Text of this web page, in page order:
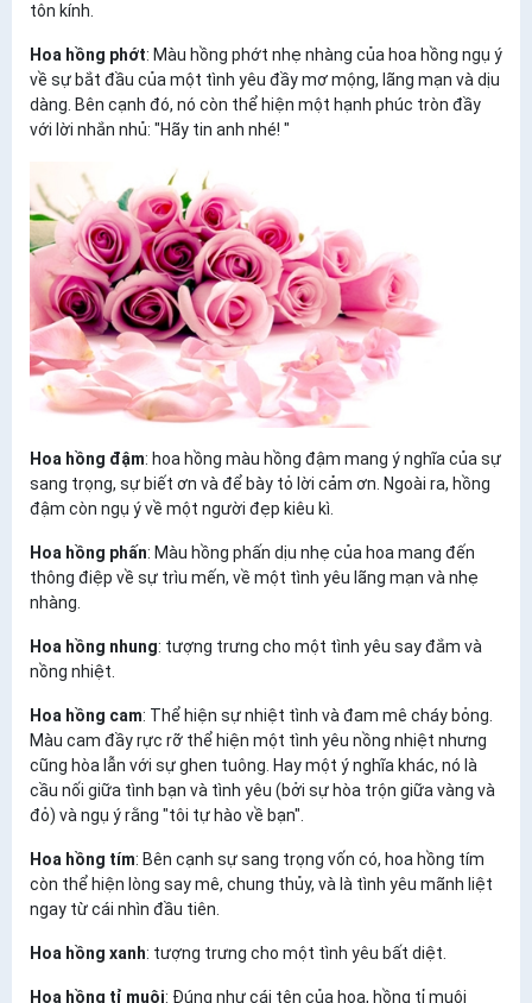
tôn kính.
Hoa hồng phớt: Màu hồng phớt nhẹ nhàng của hoa hồng ngụ ý
về sự bắt đầu của một tình yêu đầy mơ mộng, lãng mạn và dịu
dàng. Bên cạnh đó, nó còn thể hiện một hạnh phúc tròn đầy
với lời nhắn nhủ: "Hãy tin anh nhé! "
Hoa hồng đậm: hoa hồng màu hồng đậm mang ý nghĩa của sự
sang trọng, sự biết ơn và để bày tỏ lời cảm ơn. Ngoài ra, hồng
đậm còn ngụ ý về một người đẹp kiêu kì.
Hoa hồng phấn: Màu hồng phấn dịu nhẹ của hoa mang đến
thông điệp về sự trìu mến, về một tình yêu lãng mạn và nhẹ
nhàng.
Hoa hồng nhung: tượng trưng cho một tình yêu say đắm và
nồng nhiệt.
Hoa hồng cam: Thể hiện sự nhiệt tình và đam mê cháy bỏng.
Màu cam đầy rực rỡ thể hiện một tình yêu nồng nhiệt nhưng
cũng hòa lẫn với sự ghen tuông. Hay một ý nghĩa khác, nó là
cầu nối giữa tình bạn và tình yêu (bởi sự hòa trộn giữa vàng và
đỏ) và ngụ ý rằng "tôi tự hào về bạn".
Hoa hồng tím: Bên cạnh sự sang trọng vốn có, hoa hồng tím
còn thể hiện lòng say mê, chung thủy, và là tình yêu mãnh liệt
ngay từ cái nhìn đầu tiên.
Hoa hồng xanh: tượng trưng cho một tình yêu bất diệt.
Hoa hồng tỉ muội: Đúng như cái tên của hoa, hồng tỉ muội